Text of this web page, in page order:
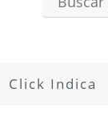
Click Indica